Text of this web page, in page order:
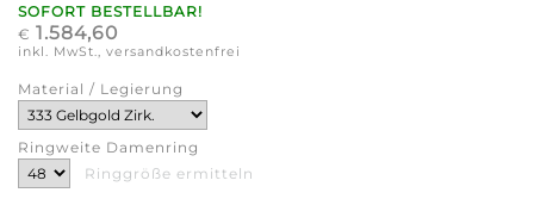
SOFORT BESTELLBAR!
€ 1.584,60
inkl. MwSt., versandkostenfrei
Material / Legierung
Ringweite Damenring
Ringgröße ermitteln